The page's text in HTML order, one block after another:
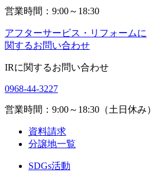
営業時間：9:00～18:30
アフターサービス・リフォームに
関するお問い合わせ
IRに関するお問い合わせ
0968-44-3227
営業時間：9:00～18:30（土日休み）
資料請求
分譲地一覧
SDGs活動